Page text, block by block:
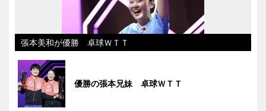
張本美和が優勝 卓球ＷＴＴ
優勝の張本兄妹 卓球ＷＴＴ